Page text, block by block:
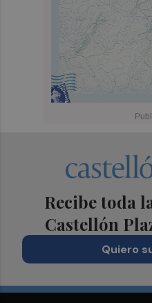
Recibe toda
Castellón
Quiero